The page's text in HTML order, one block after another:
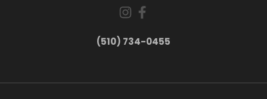
(510) 734-0455